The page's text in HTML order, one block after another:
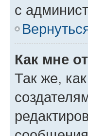
с
Как мне
Так же,